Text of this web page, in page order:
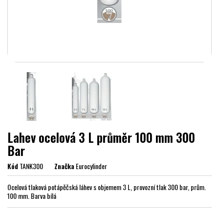
Lahev ocelová 3 L průměr 100 mm 300
Bar
KódTANK300 ZnačkaEurocylinder
Ocelová tlaková potápěčská láhev s objemem 3 L, provozní tlak 300 bar, prům.
100 mm. Barva bílá